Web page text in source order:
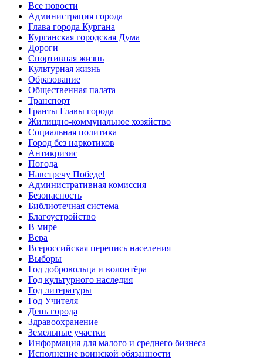
Все новости
Администрация города
Глава города Кургана
Курганская городская Дума
Дороги
Спортивная жизнь
Культурная жизнь
Образование
Общественная палата
Транспорт
Гранты Главы города
Жилищно-коммунальное хозяйство
Социальная политика
Город без наркотиков
Антикризис
Погода
Навстречу Победе!
Административная комиссия
Безопасность
Библиотечная система
Благоустройство
В мире
Вера
Всероссийская перепись населения
Выборы
Год добровольца и волонтёра
Год культурного наследия
Год литературы
Год Учителя
День города
Здравоохранение
Земельные участки
Информация для малого и среднего бизнеса
Исполнение воинской обязанности